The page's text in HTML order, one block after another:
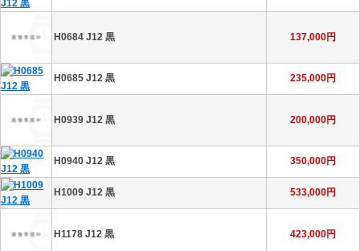
H3214 J12 白 229,000円
H3443 J12 白 ファントム 196,000円
H0684 J12 黒 137,000円
H0685 J12 黒 235,000円
H0939 J12 黒 200,000円
H0940 J12 黒 350,000円
H1009 J12 黒 533,000円
H1178 J12 黒 423,000円